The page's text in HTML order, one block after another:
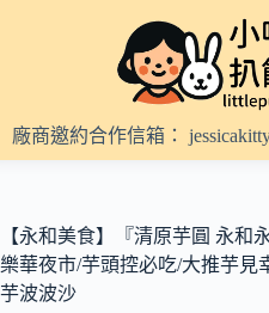
內
容
廠商邀約合作信箱：
【永和美食】『清原芋圓 永和
樂華夜市/芋頭控必吃/大推芋見
芋波波沙